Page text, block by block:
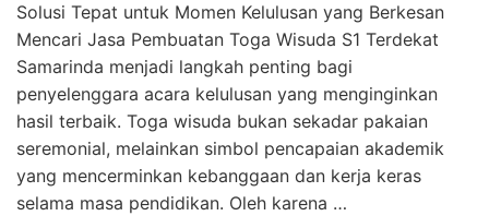
Solusi Tepat untuk Momen Kelulusan yang Berkesan
Mencari Jasa Pembuatan Toga Wisuda S1 Terdekat
Samarinda menjadi langkah penting bagi
penyelenggara acara kelulusan yang menginginkan
hasil terbaik. Toga wisuda bukan sekadar pakaian
seremonial, melainkan simbol pencapaian akademik
yang mencerminkan kebanggaan dan kerja keras
selama masa pendidikan. Oleh karena …